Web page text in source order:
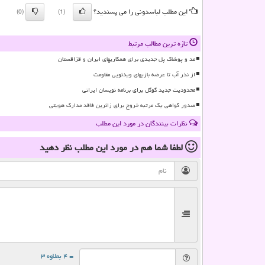
این مطلب لباسدونی را می پسندید؟ (1)
(0)
تازه ترین مطالب مرتبط
مد و پوشاک پل جدیدی برای همکاریهای ایران و قزاقستان
از نذر آب تا عرضه بازیهای ویدئویی مقاومت
محدودیت جدید گوگل برای برنامه نویسان ایرانی
صدور گواهی یک مرتبه خروج برای زائرین فاقد مدارک هویتی
نظرات بینندگان در مورد این مطلب
لطفا شما همدر مورد این مطلبنظر دهید
= ۴ بعلاوه ۳